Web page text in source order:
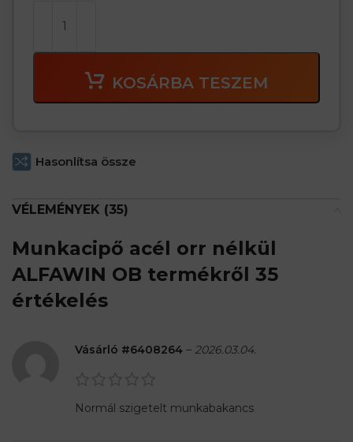
KOSÁRBA TESZEM
Hasonlítsa össze
VÉLEMÉNYEK (35)
Munkacipő acél orr nélkül
ALFAWIN OB termékről 35
értékelés
Vásárló #6408264 – 2026.03.04.
Normál szigetelt munkabakancs